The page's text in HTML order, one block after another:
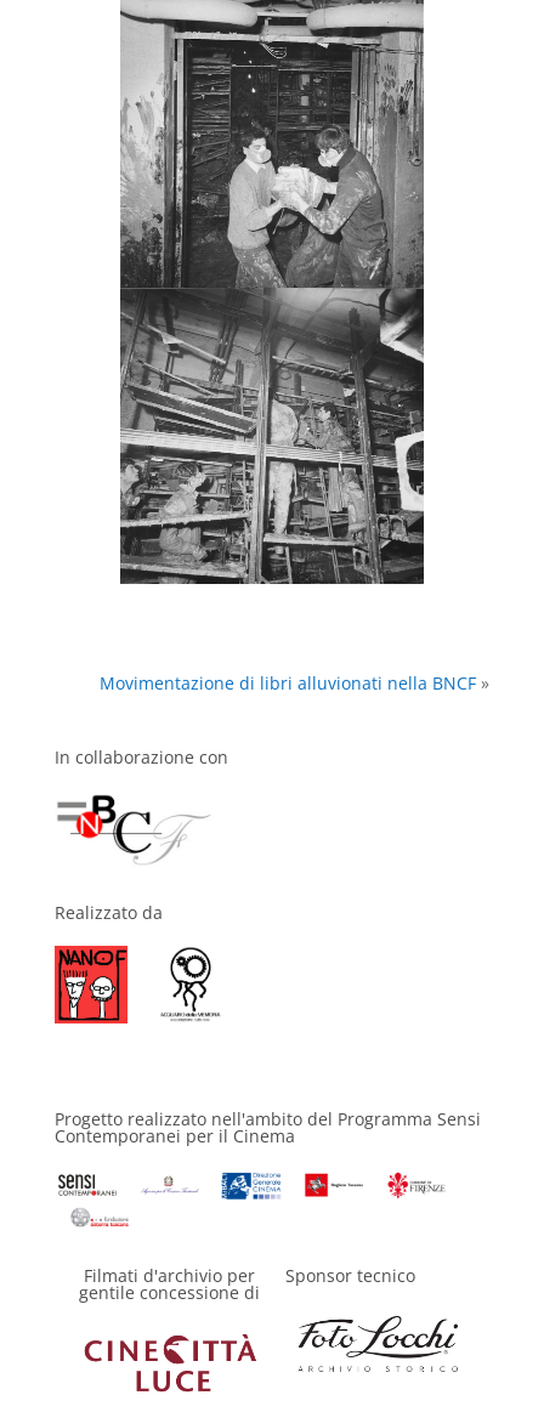
Movimentazione di libri alluvionati nella BNCF »
In collaborazione con
Realizzato da
Progetto realizzato nell'ambito del Programma Sensi
Contemporanei per il Cinema
Filmati d'archivio per
gentile concessione di
Sponsor tecnico